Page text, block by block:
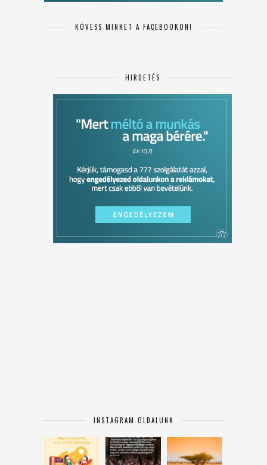
KÖVESS MINKET A FACEBOOKON!
HIRDETÉS
INSTAGRAM OLDALUNK